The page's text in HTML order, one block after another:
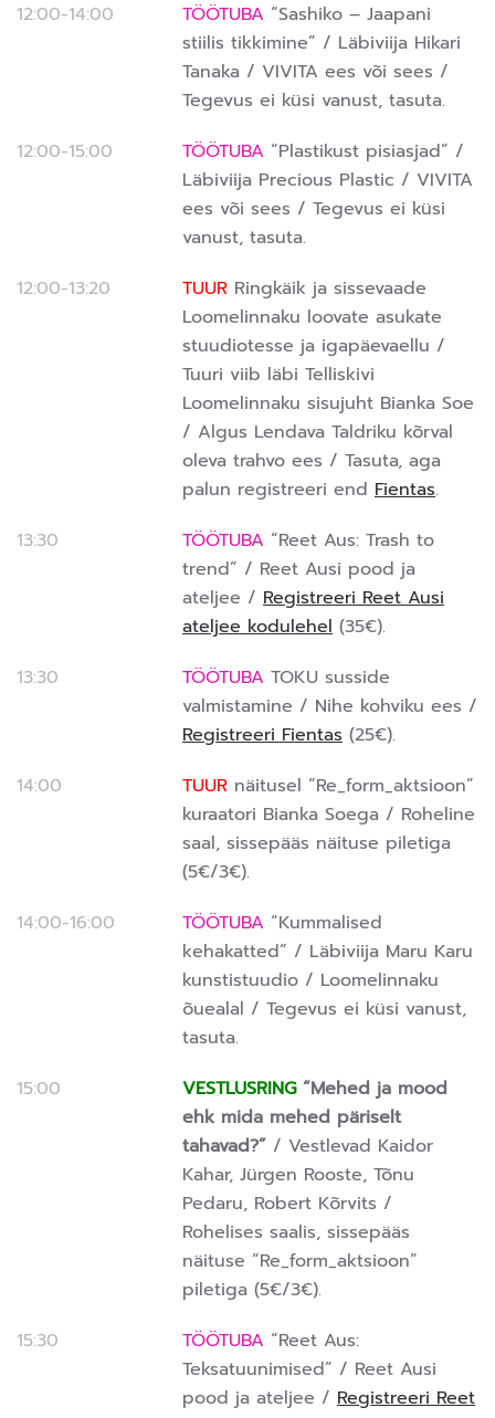
12:00-14:00
TÖÖTUBA “Sashiko – Jaapani
stiilis tikkimine” / Läbiviija Hikari
Tanaka / VIVITA ees või sees /
Tegevus ei küsi vanust, tasuta.
12:00-15:00
TÖÖTUBA “Plastikust pisiasjad” /
Läbiviija Precious Plastic / VIVITA
ees või sees / Tegevus ei küsi
vanust, tasuta.
12:00-13:20
TUUR Ringkäik ja sissevaade
Loomelinnaku loovate asukate
stuudiotesse ja igapäevaellu /
Tuuri viib läbi Telliskivi
Loomelinnaku sisujuht Bianka Soe
/ Algus Lendava Taldriku kõrval
oleva trahvo ees / Tasuta, aga
palun registreeri end Fientas.
13:30
TÖÖTUBA “Reet Aus: Trash to
trend” / Reet Ausi pood ja
ateljee / Registreeri Reet Ausi
ateljee kodulehel (35€).
13:30
TÖÖTUBA TOKU susside
valmistamine / Nihe kohviku ees /
Registreeri Fientas (25€).
14:00
TUUR näitusel “Re_form_aktsioon”
kuraatori Bianka Soega / Roheline
saal, sissepääs näituse piletiga
(5€/3€).
14:00-16:00
TÖÖTUBA “Kummalised
kehakatted” / Läbiviija Maru Karu
kunstistuudio / Loomelinnaku
õuealal / Tegevus ei küsi vanust,
tasuta.
15:00
VESTLUSRING “Mehed ja mood
ehk mida mehed päriselt
tahavad?” / Vestlevad Kaidor
Kahar, Jürgen Rooste, Tõnu
Pedaru, Robert Kõrvits /
Rohelises saalis, sissepääs
näituse “Re_form_aktsioon”
piletiga (5€/3€).
15:30
TÖÖTUBA “Reet Aus:
Teksatuunimised” / Reet Ausi
pood ja ateljee / Registreeri Reet